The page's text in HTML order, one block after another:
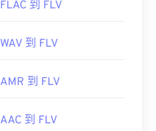
FLAC 到 FLV
WAV 到 FLV
AMR 到 FLV
AAC 到 FLV